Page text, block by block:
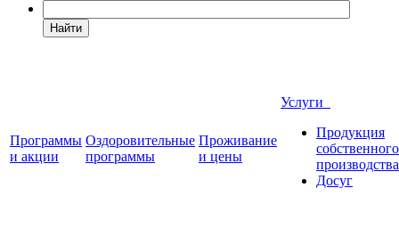
Найти
Программы
и акции
Оздоровительные
программы
Проживание
и цены
Услуги
Продукция
собственного
производства
Досуг